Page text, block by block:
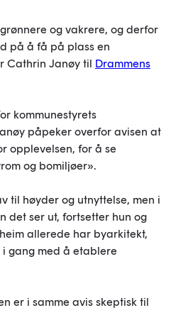
og vakrere, og derfor
på å få på plass en
Cathrin Janøy til Drammens
kommunestyrets
påpeker overfor avisen at
opplevelsen, for å se
og bomiljøer».
til høyder og utnyttelse, men i
det ser ut, fortsetter hun og
allerede har byarkitekt,
i gang med å etablere
er i samme avis skeptisk til